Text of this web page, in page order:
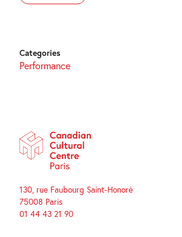
Categories
Performance
130, rue Faubourg Saint-Honoré
75008 Paris
01 44 43 21 90